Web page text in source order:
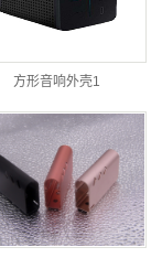
方形音响外壳1